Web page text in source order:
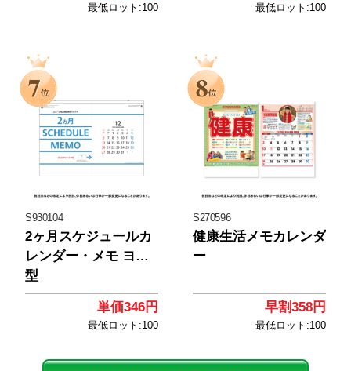
最低ロット:100 最低ロット:100
<
S930104
2ヶ月スケジュールカ
レンダー・メモ ヨコ
型
単価346円
最低ロット:100
<
S270596
健康生活メモカレンダ
ー
早割358円
最低ロット:100